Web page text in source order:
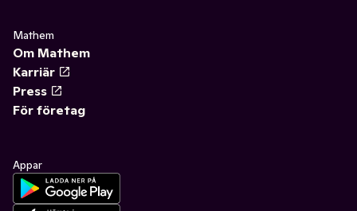
Mathem
Om Mathem
Karriär
Press
För företag
Appar